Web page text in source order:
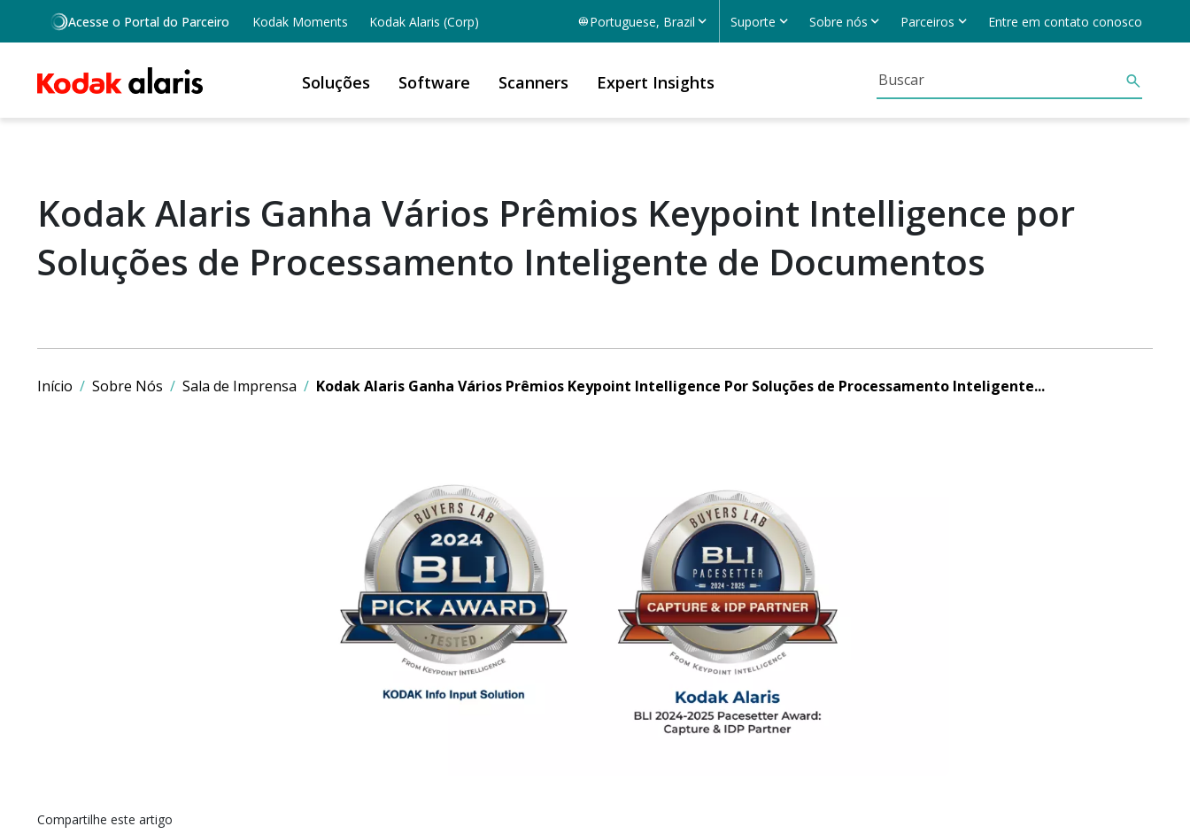
Skip to main content
Acesse o Portal do Parceiro Kodak Moments Kodak Alaris (Corp) Portuguese, Brazil Suporte Sobre nós Parceiros Entre em contato conosco
Soluções Software Scanners Expert Insights
Kodak Alaris Ganha Vários Prêmios Keypoint Intelligence por
Soluções de Processamento Inteligente de Documentos
Início Sobre Nós Sala de Imprensa Kodak Alaris Ganha Vários Prêmios Keypoint Intelligence Por Soluções de Processamento Inteligente...
Compartilhe este artigo